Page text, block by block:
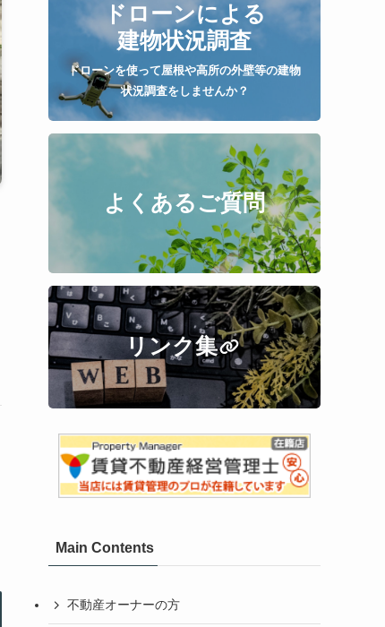
ドローンによる
建物状況調査
ドローンを使って屋根や高所の外壁等の建物
状況調査をしませんか？
よくあるご質問
リンク集
Main Contents
不動産オーナーの方